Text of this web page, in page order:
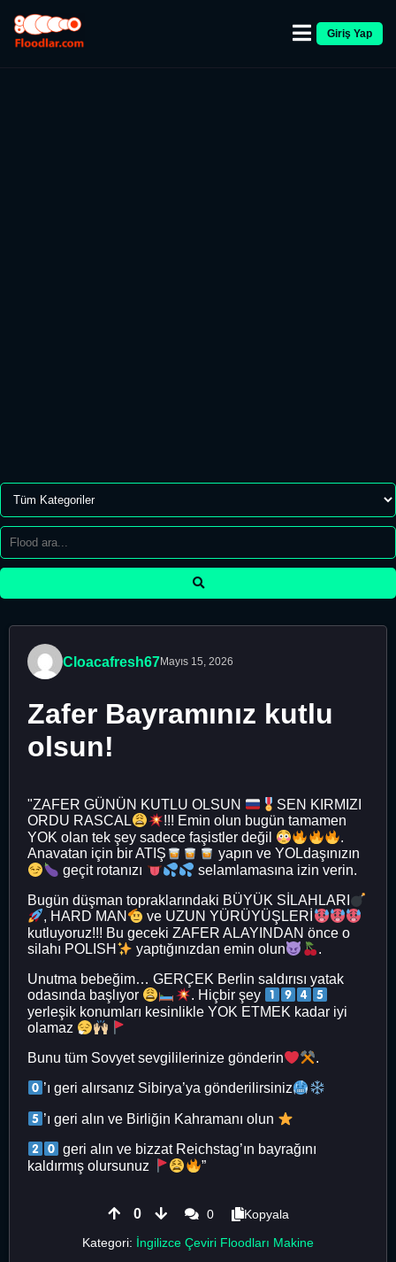
Giriş Yap
Cloacafresh67Mayıs 15, 2026
Zafer Bayramınız kutlu
olsun!
"ZAFER GÜNÜN KUTLU OLSUN
SEN KIRMIZI
ORDU RASCAL
!!! Emin olun bugün tamamen
YOK olan tek şey sadece faşistler değil
.
Anavatan için bir ATIŞ
yapın ve YOLdaşınızın
geçit rotanızı
selamlamasına izin verin.
Bugün düşman topraklarındaki BÜYÜK SİLAHLARI
, HARD MAN
ve UZUN YÜRÜYÜŞLERİ
kutluyoruz!!! Bu geceki ZAFER ALAYINDAN önce o
silahı POLISH
yaptığınızdan emin olun
.
Unutma bebeğim… GERÇEK Berlin saldırısı yatak
odasında başlıyor
. Hiçbir şey
yerleşik konumları kesinlikle YOK ETMEK kadar iyi
olamaz
Bunu tüm Sovyet sevgililerinize gönderin .
’ı geri alırsanız Sibirya’ya gönderilirsiniz
’ı geri alın ve Birliğin Kahramanı olun
geri alın ve bizzat Reichstag’ın bayrağını
kaldırmış olursunuz
”
0 0
Kopyala
Kategori: İngilizce Çeviri Floodları Makine